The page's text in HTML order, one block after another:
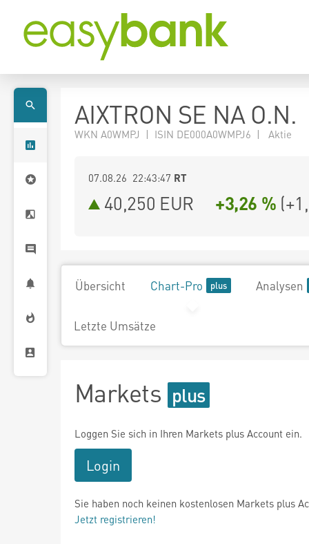
AIXTRON SE NA O.N.
WKN A0WMPJ | ISIN DE000A0WMPJ6 | Aktie
07.08.26 22:43:47 RT
40,250 EUR +3,26 % (
Übersicht Chart-Pro Analysen
Letzte Umsätze
Markets
Loggen Sie sich in Ihren Markets plus Account ein.
Login
Sie haben noch keinen kostenlosen Markets plus
Jetzt registrieren!